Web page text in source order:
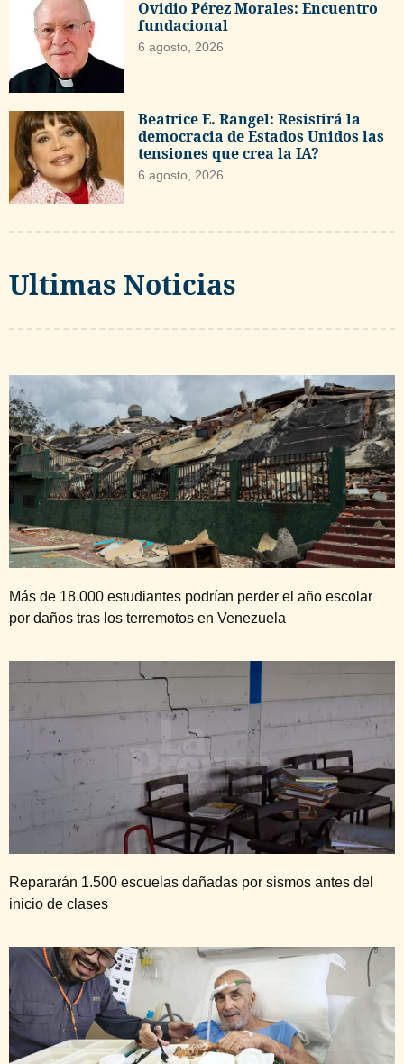
Ovidio Pérez Morales: Encuentro
fundacional
6 agosto, 2026
Beatrice E. Rangel: Resistirá la
democracia de Estados Unidos las
tensiones que crea la IA?
6 agosto, 2026
Ultimas Noticias
Más de 18.000 estudiantes podrían perder el año escolar
por daños tras los terremotos en Venezuela
Repararán 1.500 escuelas dañadas por sismos antes del
inicio de clases